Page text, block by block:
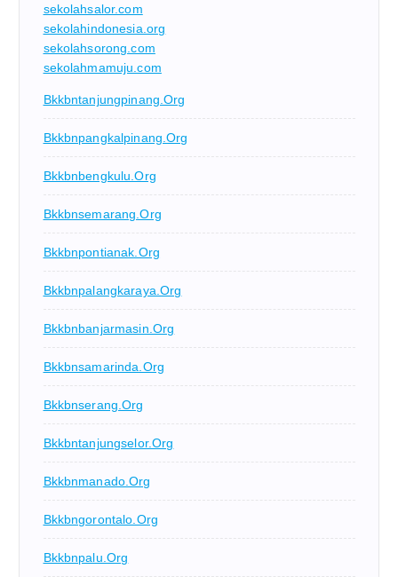
sekolahsalor.com
sekolahindonesia.org
sekolahsorong.com
sekolahmamuju.com
Bkkbntanjungpinang.org
Bkkbnpangkalpinang.org
Bkkbnbengkulu.org
Bkkbnsemarang.org
Bkkbnpontianak.org
Bkkbnpalangkaraya.org
Bkkbnbanjarmasin.org
Bkkbnsamarinda.org
Bkkbnserang.org
Bkkbntanjungselor.org
Bkkbnmanado.org
Bkkbngorontalo.org
Bkkbnpalu.org